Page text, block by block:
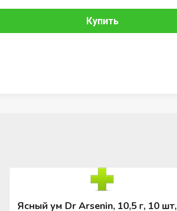
Купить
Ясный ум Dr Arsenin, 10,5 г, 10 шт,